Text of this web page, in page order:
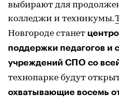
выбирают для
колледжи и техникумы.
Новгороде станет
поддержки педагогов и
учреждений СПО со
технопарке будут
охватывающие восемь